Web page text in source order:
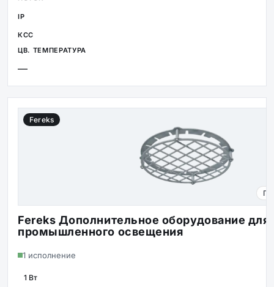
—
Fereks
Fereks Дополнительное оборудование для
промышленного освещения
1 исполнение
МОЩНОСТЬ
1 Вт